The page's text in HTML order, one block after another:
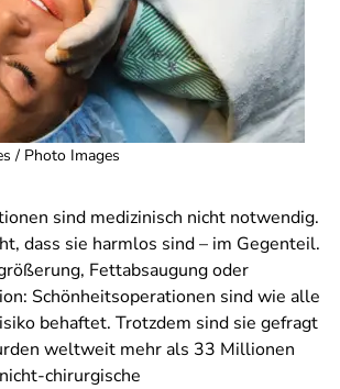
/ Photo Images
sind medizinisch nicht notwendig.
dass sie harmlos sind – im Gegenteil.
Fettabsaugung oder
Schönheitsoperationen sind wie alle
behaftet. Trotzdem sind sie gefragt
weltweit mehr als 33 Millionen
chirurgische